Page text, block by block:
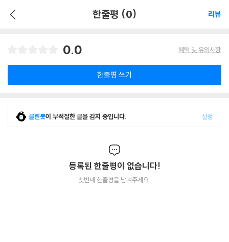
한줄평 (0) 리뷰
0.0 혜택 및 유의사항
한줄평 쓰기
클린봇이 부적절한 글을 감지 중입니다. 설정
등록된 한줄평이 없습니다!
첫번째 한줄평을 남겨주세요.